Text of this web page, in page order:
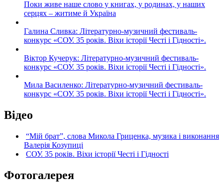
Поки живе наше слово у книгах, у родинах, у наших
серцях – житиме й Україна
Галина Сливка: Літературно-музичний фестиваль-
конкурс «СОУ. 35 років. Віхи історії Честі і Гідності».
Віктор Кучерук: Літературно-музичний фестиваль-
конкурс «СОУ. 35 років. Віхи історії Честі і Гідності».
Мила Василенко: Літературно-музичний фестиваль-
конкурс «СОУ. 35 років. Віхи історії Честі і Гідності».
Відео
“Мій брат”, слова Микола Гриценка, музика і виконання
Валерія Козупиці
СОУ. 35 років. Віхи історії Честі і Гідності
Фотогалерея